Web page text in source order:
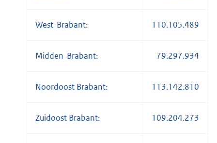
West-Brabant: 110.105.489
Midden-Brabant: 79.297.934
Noordoost Brabant: 113.142.810
Zuidoost Brabant: 109.204.273